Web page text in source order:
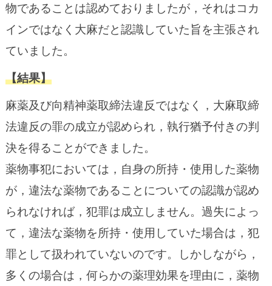
物であることは認めておりましたが，それはコカ
インではなく大麻だと認識していた旨を主張され
ていました。
【結果】
麻薬及び向精神薬取締法違反ではなく，大麻取締
法違反の罪の成立が認められ，執行猶予付きの判
決を得ることができました。
薬物事犯においては，自身の所持・使用した薬物
が，違法な薬物であることについての認識が認め
られなければ，犯罪は成立しません。過失によっ
て，違法な薬物を所持・使用していた場合は，犯
罪として扱われていないのです。
しかしながら，
多くの場合は，何らかの薬理効果を理由に，薬物